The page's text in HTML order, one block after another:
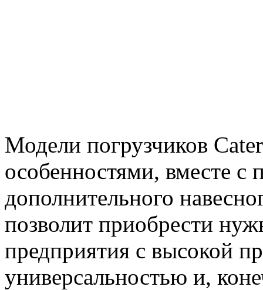
Модели погрузчиков
особенностями, вместе
дополнительного
позволит приобрести
предприятия с высокой
универсальностью и,